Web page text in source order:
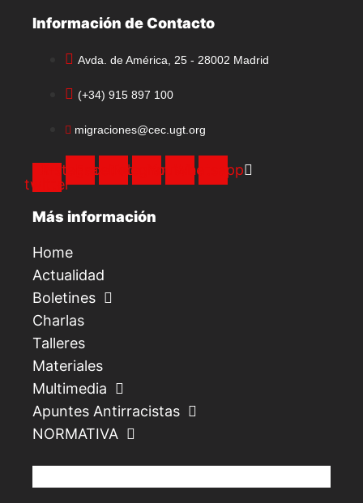
Información de Contacto
Avda. de América, 25 - 28002 Madrid
(+34) 915 897 100
migraciones@cec.ugt.org
twitter
InstagramFacebookTelegramYoutubeWhatsapp
Más información
Home
Actualidad
Boletines
Charlas
Talleres
Materiales
Multimedia
Apuntes Antirracistas
NORMATIVA